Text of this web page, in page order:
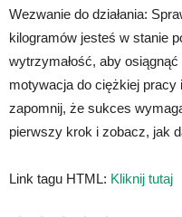
Wezwanie do działania:
kilogramów jesteś w stanie
wytrzymałość, aby
motywacja do ciężkiej pracy
zapomnij, że sukces
pierwszy krok i zobacz, jak
Link tagu HTML: Kliknij tutaj